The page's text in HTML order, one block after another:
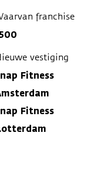
franchise
vestiging
Fitness
Fitness